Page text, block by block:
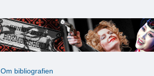
Om bibliografien